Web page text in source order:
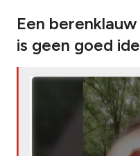
Een
is geen goed